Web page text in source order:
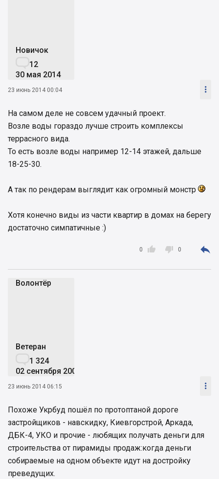
Новичок
12
30 мая 2014
23 июнь 2014 00:04 
На самом деле не совсем удачный проект.
Возле воды гораздо лучше строить комплексы
террасного вида.
То есть возле воды например 12-14 этажей, дальше
18-25-30.
А так по рендерам выглядит как огромный монстр
Хотя конечно виды из части квартир в домах на берегу
достаточно симпатичные :)

0  0 
Волонтёр
Ветеран
1 324
02 сентября 2009
23 июнь 2014 06:15 
Похоже Укрбуд пошёл по протоптаной дороге
застройщиков - навскидку, Киевгорстрой, Аркада,
ДБК-4, УКО и прочие - любящих получать деньги для
строительства от пирамиды продаж:когда деньги
собираемые на одном объекте идут на достройку
преведущих.